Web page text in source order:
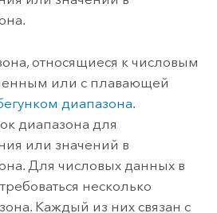
относящиеся к числовым
или с плавающей
диапазона.
диапазона для
или значений в
Для числовых данных в
несколько
Каждый из них связан с